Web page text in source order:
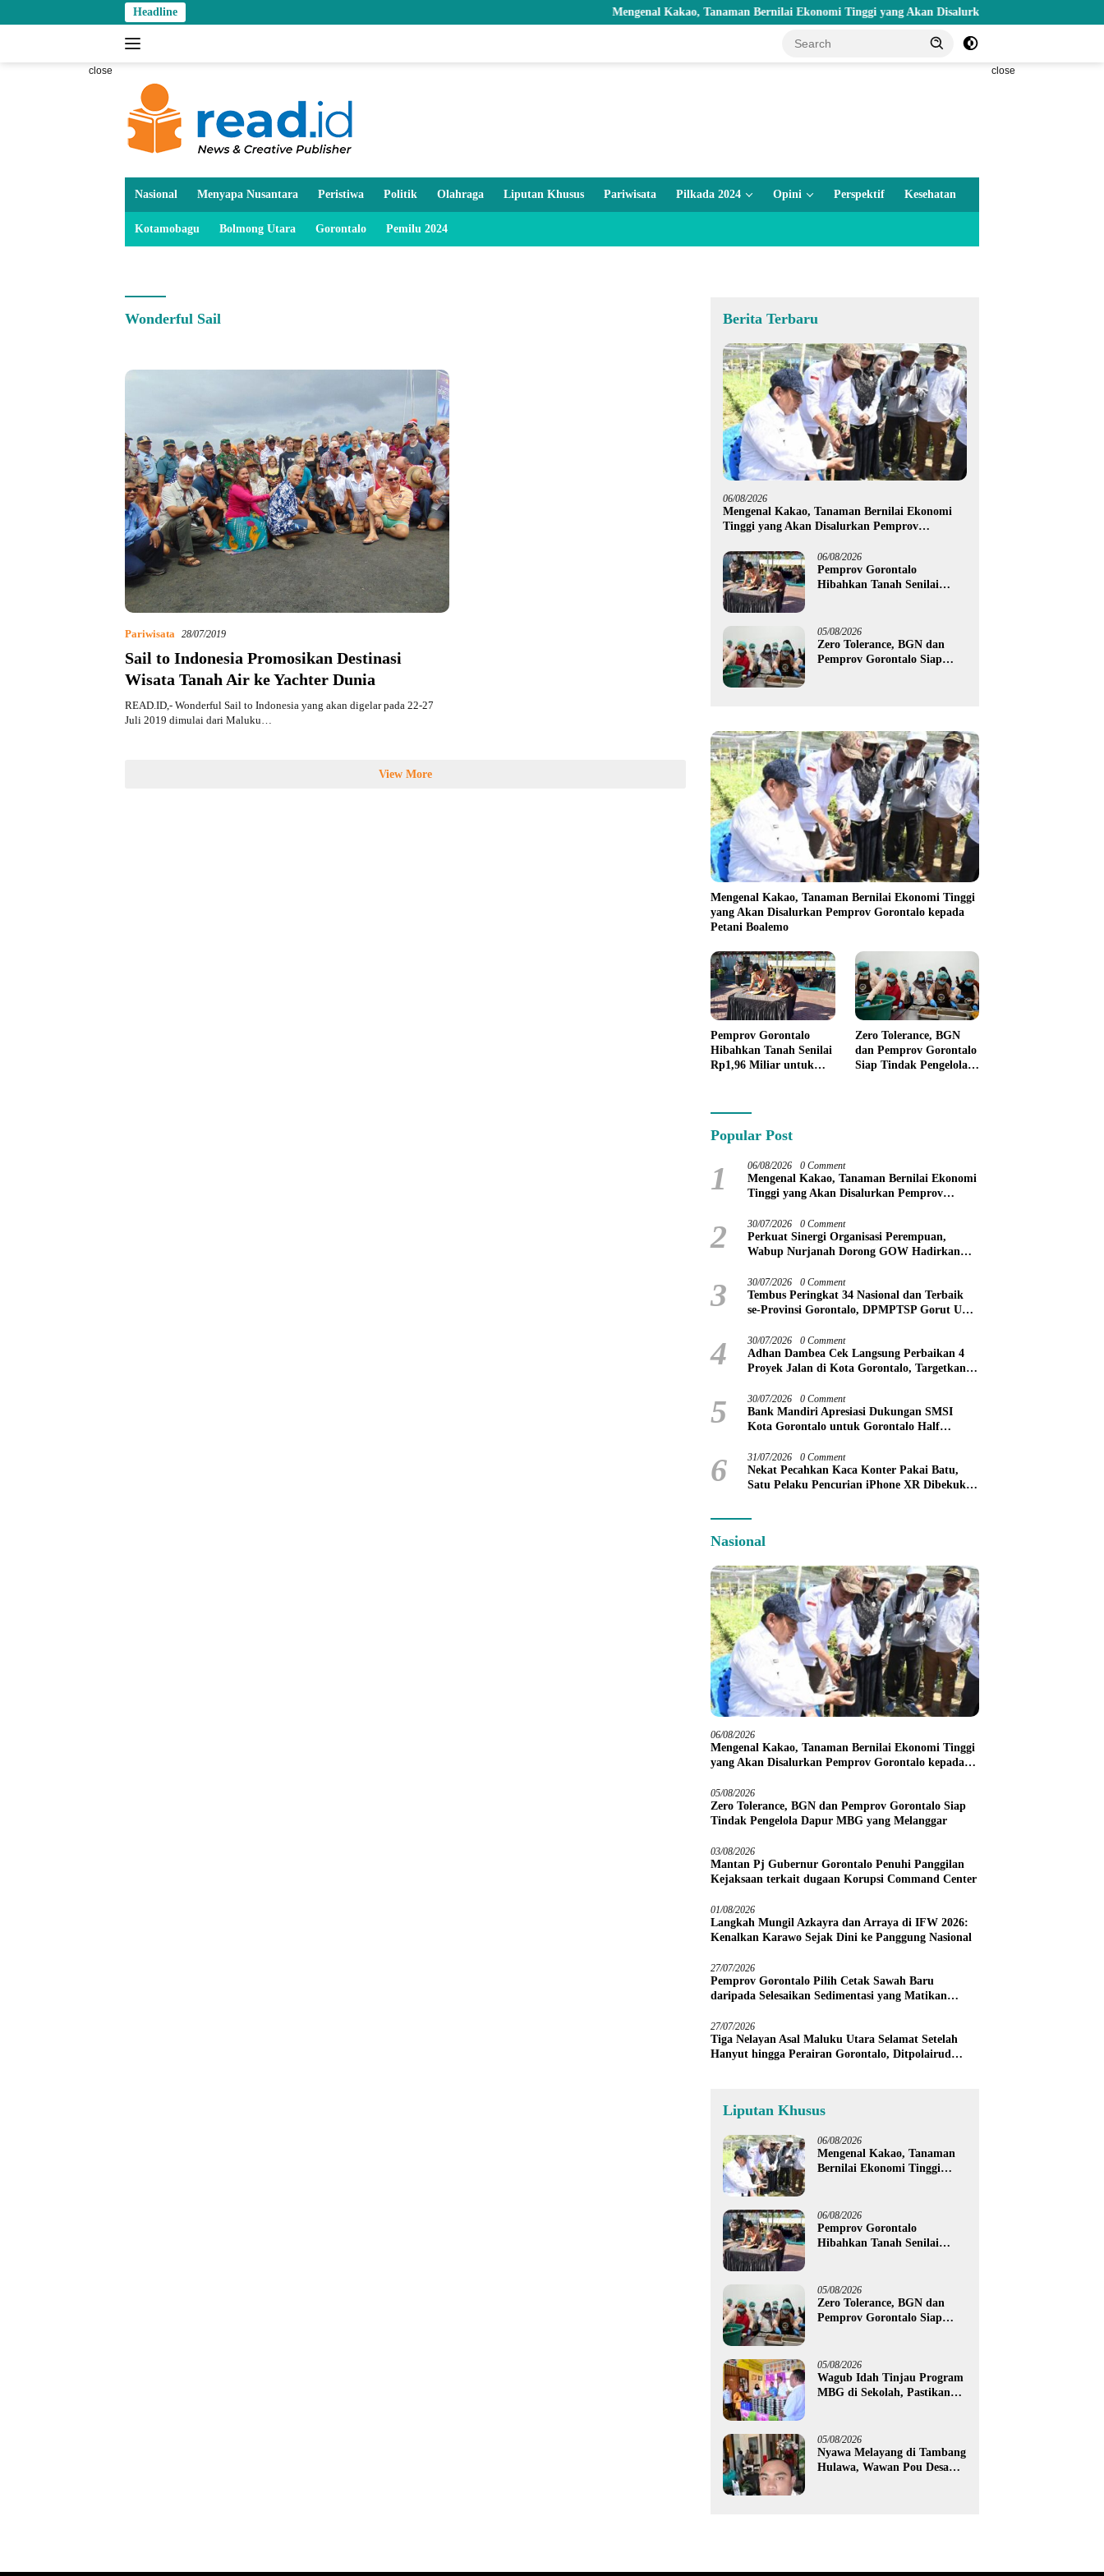
to
Headline Mengenal Kakao, Tanaman Bernilai Ekonomi Tinggi yang Akan Disalurkan Pemprov Gorontalo kepada
close close
Nasional Menyapa Nusantara Peristiwa Politik Olahraga Liputan Khusus Pariwisata Pilkada 2024 Opini Perspektif Kesehatan
Kotamobagu Bolmong Utara Gorontalo Pemilu 2024
Wonderful Sail
Pariwisata 28/07/2019
Sail to Indonesia Promosikan Destinasi
Wisata Tanah Air ke Yachter Dunia
READ.ID,- Wonderful Sail to Indonesia yang akan digelar pada 22-27
Juli 2019 dimulai dari Maluku…
View More
Berita Terbaru
06/08/2026
Mengenal Kakao, Tanaman Bernilai Ekonomi
Tinggi yang Akan Disalurkan Pemprov
06/08/2026
Pemprov Gorontalo
Hibahkan Tanah Senilai
05/08/2026
Zero Tolerance, BGN dan
Pemprov Gorontalo Siap
Mengenal Kakao, Tanaman Bernilai Ekonomi Tinggi
yang Akan Disalurkan Pemprov Gorontalo kepada
Petani Boalemo
Pemprov Gorontalo
Hibahkan Tanah Senilai
Rp1,96 Miliar untuk
Zero Tolerance, BGN
dan Pemprov Gorontalo
Siap Tindak Pengelola
Popular Post
1 06/08/2026 0 Comment
Mengenal Kakao, Tanaman Bernilai Ekonomi
Tinggi yang Akan Disalurkan Pemprov
2 30/07/2026 0 Comment
Perkuat Sinergi Organisasi Perempuan,
Wabup Nurjanah Dorong GOW Hadirkan
3 30/07/2026 0 Comment
Tembus Peringkat 34 Nasional dan Terbaik
se-Provinsi Gorontalo, DPMPTSP Gorut Ukir
4 30/07/2026 0 Comment
Adhan Dambea Cek Langsung Perbaikan 4
Proyek Jalan di Kota Gorontalo, Targetkan
5 30/07/2026 0 Comment
Bank Mandiri Apresiasi Dukungan SMSI
Kota Gorontalo untuk Gorontalo Half
6 31/07/2026 0 Comment
Nekat Pecahkan Kaca Konter Pakai Batu,
Satu Pelaku Pencurian iPhone XR Dibekuk
Nasional
06/08/2026
Mengenal Kakao, Tanaman Bernilai Ekonomi Tinggi
yang Akan Disalurkan Pemprov Gorontalo kepada
05/08/2026
Zero Tolerance, BGN dan Pemprov Gorontalo Siap
Tindak Pengelola Dapur MBG yang Melanggar
03/08/2026
Mantan Pj Gubernur Gorontalo Penuhi Panggilan
Kejaksaan terkait dugaan Korupsi Command Center
01/08/2026
Langkah Mungil Azkayra dan Arraya di IFW 2026:
Kenalkan Karawo Sejak Dini ke Panggung Nasional
27/07/2026
Pemprov Gorontalo Pilih Cetak Sawah Baru
daripada Selesaikan Sedimentasi yang Matikan
27/07/2026
Tiga Nelayan Asal Maluku Utara Selamat Setelah
Hanyut hingga Perairan Gorontalo, Ditpolairud
Liputan Khusus
06/08/2026
Mengenal Kakao, Tanaman
Bernilai Ekonomi Tinggi
Petani Boalemo
06/08/2026
Pemprov Gorontalo
Hibahkan Tanah Senilai
05/08/2026
Zero Tolerance, BGN dan
Pemprov Gorontalo Siap
05/08/2026
Wagub Idah Tinjau Program
MBG di Sekolah, Pastikan
05/08/2026
Nyawa Melayang di Tambang
Hulawa, Wawan Pou Desak